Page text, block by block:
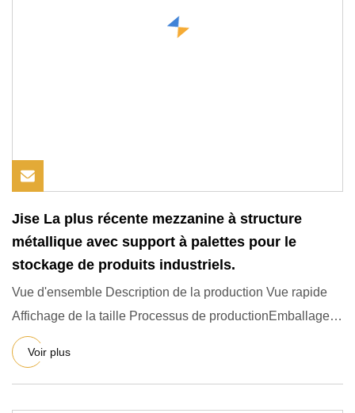
Jise La plus récente mezzanine à structure
métallique avec support à palettes pour le
stockage de produits industriels.
Vue d'ensemble Description de la production Vue rapide
Affichage de la taille Processus de productionEmballage et
expédi
Voir plus